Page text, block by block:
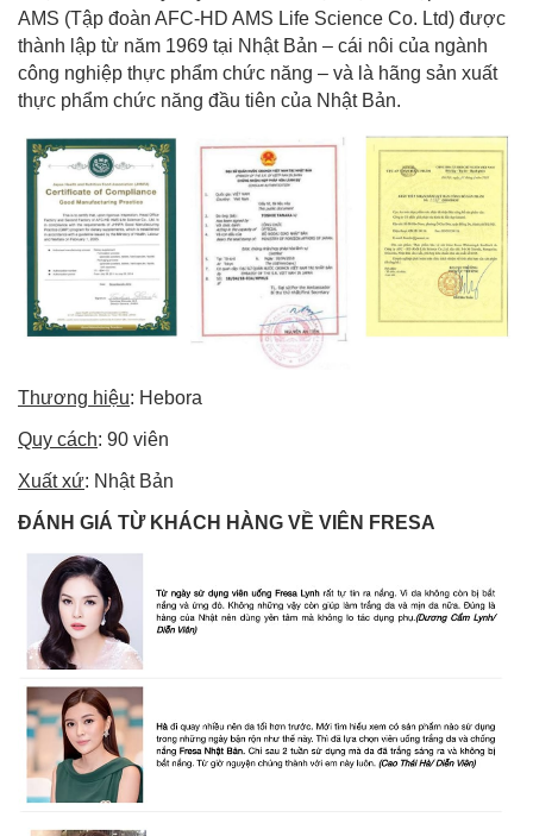
AMS (Tập đoàn AFC-HD AMS Life Science Co. Ltd) được
thành lập từ năm 1969 tại Nhật Bản – cái nôi của ngành
công nghiệp thực phẩm chức năng – và là hãng sản xuất
thực phẩm chức năng đầu tiên của Nhật Bản.
Thương hiệu: Hebora
Quy cách: 90 viên
Xuất xứ: Nhật Bản
ĐÁNH GIÁ TỪ KHÁCH HÀNG VỀ VIÊN FRESA